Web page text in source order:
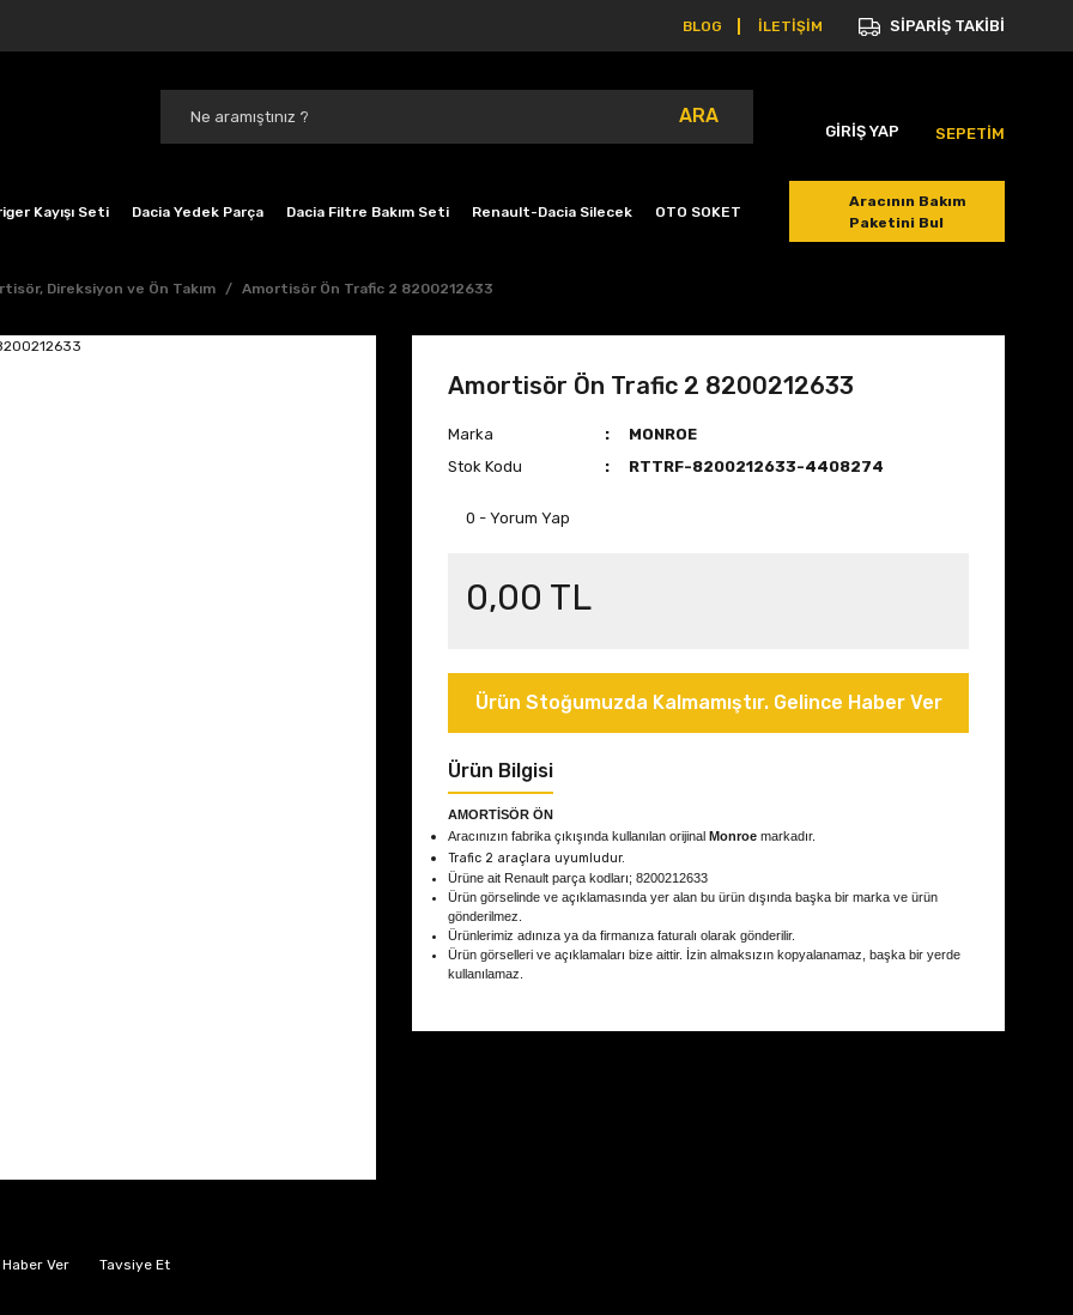
BLOG İLETİŞİM SİPARİŞ TAKİBİ
ARA
GİRİŞ YAP SEPETİM
Kayışı Seti Dacia Yedek Parça Dacia Filtre Bakım Seti Renault-Dacia Silecek OTO SOKET
Aracının Bakım
Paketini Bul
Direksiyon ve Ön Takım Amortisör Ön Trafic 2 8200212633
Ver Tavsiye Et
Amortisör Ön Trafic 2 8200212633
Marka
MONROE
Stok Kodu
RTTRF-8200212633-4408274
0 - Yorum Yap
0,00 TL
Ürün Stoğumuzda Kalmamıştır. Gelince Haber Ver
Ürün Bilgisi
AMORTİSÖR ÖN
Aracınızın fabrika çıkışında kullanılan orijinal Monroe markadır.
Trafic 2 araçlara uyumludur.
Ürüne ait Renault parça kodları; 8200212633
Ürün görselinde ve açıklamasında yer alan bu ürün dışında başka bir marka ve ürün
gönderilmez.
Ürünlerimiz adınıza ya da firmanıza faturalı olarak gönderilir.
Ürün görselleri ve açıklamaları bize aittir. İzin almaksızın kopyalanamaz, başka bir yerde
kullanılamaz.